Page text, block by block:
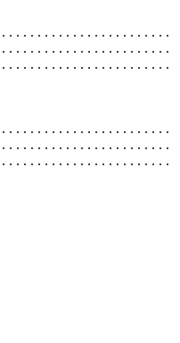
. . . . . . . . . . . . . . . . . . . . . . .
. . . . . . . . . . . . . . . . . . . . . . .
. . . . . . . . . . . . . . . . . . . . . . .
. . . . . . . . . . . . . . . . . . . . . . .
. . . . . . . . . . . . . . . . . . . . . . .
. . . . . . . . . . . . . . . . . . . . . . .